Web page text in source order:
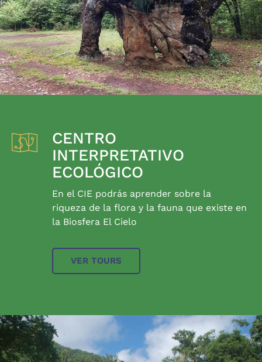
CENTRO
INTERPRETATIVO
ECOLÓGICO
En el CIE podrás aprender sobre la
riqueza de la flora y la fauna que existe en
la Biosfera El Cielo
VER TOURS